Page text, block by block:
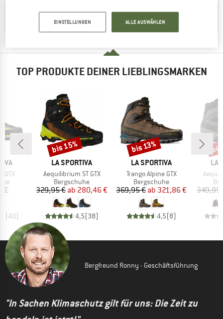
HILFREICHE TIPPS GIBT'S IN UNSERER
KAUFBERATUNG
TOP PRODUKTE DEINER LIEBLINGSMARKEN
GTX
€
(40)
MARKE
LA SPORTIVA
Artikel
Aequilibrium ST GTX
Produktgruppe
Bergschuhe
Preis
329,95 € reduzierter Preis
ab 280,46 €
4,5(38)
Rabatt
bis 15%
MARKE
LA SPORTIVA
Artikel
Trango Alpine GTX
Produktgruppe
Bergschuhe
Preis
369,95 € reduzierter Preis
ab 321,86 €
4,5(8)
Rabatt
bis 13%
LA
Artikel
349,95
Bergfreund Ronny - Geschäftsführung
"In Sachen Klimaschutz gilt für uns: Die Zeit zu
EINSTELLUNGEN ALLE AUSWÄHLEN